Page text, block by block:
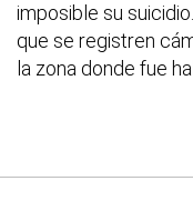
imposible su
que se registren
la zona donde fue